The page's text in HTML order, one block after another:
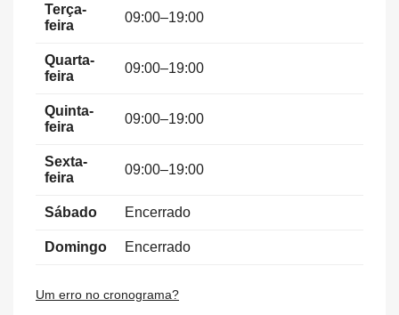
Terça-
feira
09:00–19:00
Quarta-
feira
09:00–19:00
Quinta-
feira
09:00–19:00
Sexta-
feira
09:00–19:00
Sábado Encerrado
Domingo Encerrado
Um erro no cronograma?